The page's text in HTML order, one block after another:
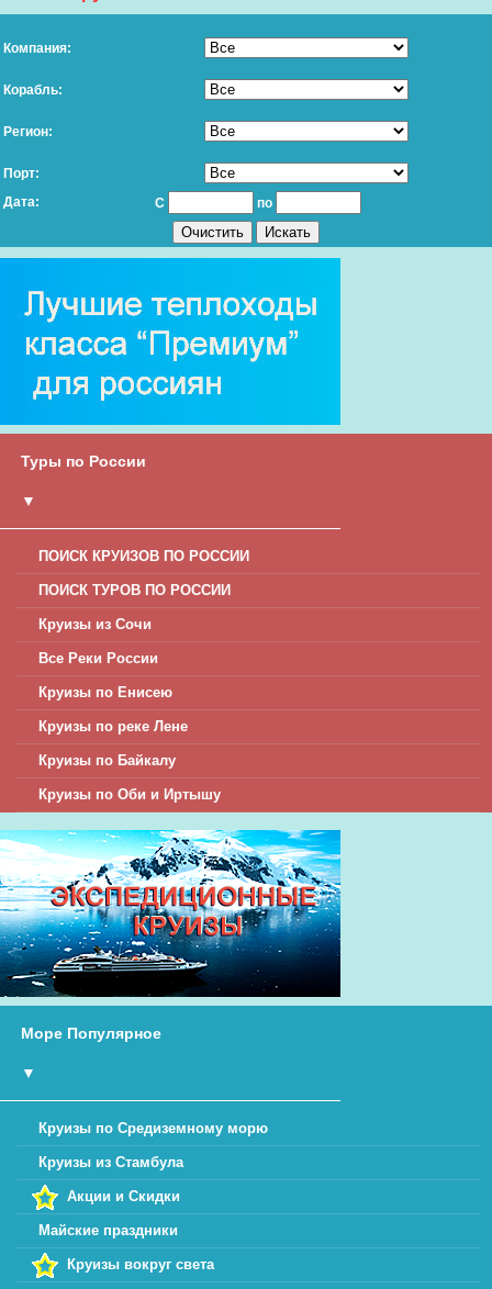
Компания:
Корабль:
Регион:
Порт:
Дата:
С по
Туры по России
▼
ПОИСК КРУИЗОВ ПО РОССИИ
ПОИСК ТУРОВ ПО РОССИИ
Круизы из Сочи
Все Реки России
Круизы по Енисею
Круизы по реке Лене
Круизы по Байкалу
Круизы по Оби и Иртышу
Море Популярное
▼
Круизы по Средиземному морю
Круизы из Стамбула
Акции и Скидки
Майские праздники
Круизы вокруг света